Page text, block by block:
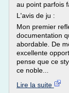
au point parfois
L'avis de ju :
Mon premier
documentation
abordable. De
excellente
pense que ce
ce noble...
Lire la suite